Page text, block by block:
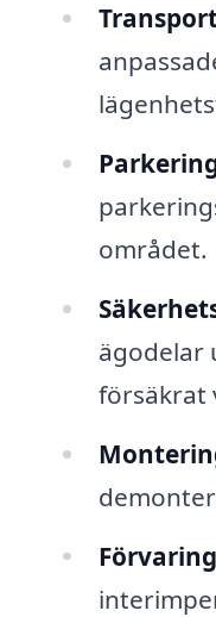
området.
ägodelar
försäkrat